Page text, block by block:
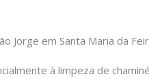
Jorge em Santa Maria da
à limpeza de